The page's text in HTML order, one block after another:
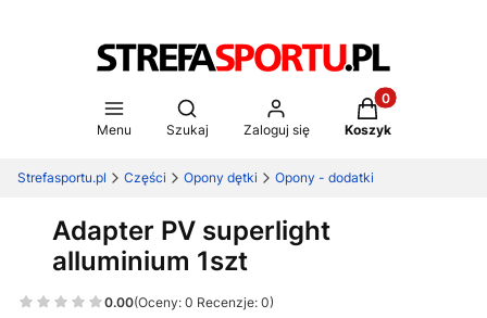
Menu
Otwórz wyszukiwarkę
Szukaj Zaloguj się
Produkty w
Koszyk
Strefasportu.pl Części Opony dętki Opony - dodatki
Adapter PV superlight
alluminium 1szt
0.00(Oceny: 0 Recenzje: 0)